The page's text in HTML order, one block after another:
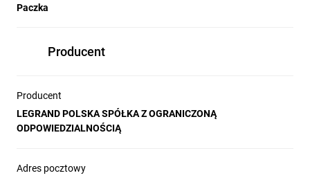
Paczka
Producent
Producent
LEGRAND POLSKA SPÓŁKA Z OGRANICZONĄ
ODPOWIEDZIALNOŚCIĄ
Adres pocztowy